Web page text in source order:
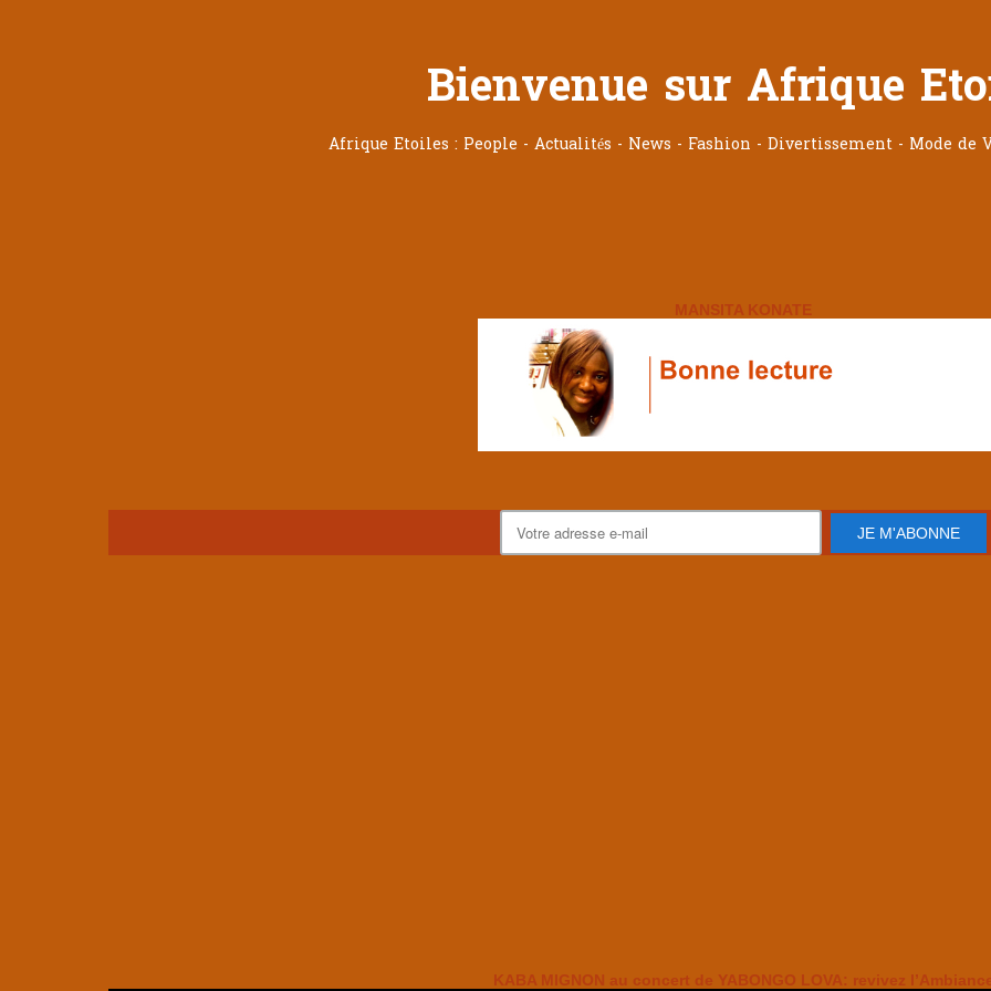
Bienvenue sur Afrique
Afrique Etoiles : People - Actualités - News - Fashion - Divertissement - Mode de
MANSITA KONATE
JE M'ABONNE
KABA MIGNON au concert de YABONGO LOVA: revivez